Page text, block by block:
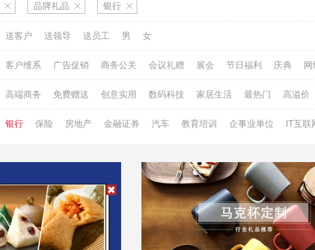
品牌礼品 银行
送客户 送领导 送员工 男 女
客户维系 广告促销 商务公关 会议礼赠 展会 节日福利 庆典 网
高端商务 免费赠送 创意实用 数码科技 家居生活 最热门 高溢价
银行 保险 房地产 金融证券 汽车 教育培训 企事业单位 IT互联